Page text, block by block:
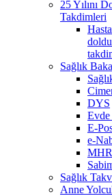
25 Yılını
Takdimleri
Sağlık
DYS
Evde
E-
e-
Sağlık
Anne